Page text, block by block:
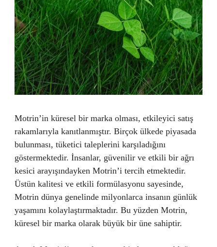
Motrin’in küresel bir marka olması, etkileyici satış
rakamlarıyla kanıtlanmıştır. Birçok ülkede piyasada
bulunması, tüketici taleplerini karşıladığını
göstermektedir. İnsanlar, güvenilir ve etkili bir ağrı
kesici arayışındayken Motrin’i tercih etmektedir.
Üstün kalitesi ve etkili formülasyonu sayesinde,
Motrin dünya genelinde milyonlarca insanın günlük
yaşamını kolaylaştırmaktadır. Bu yüzden Motrin,
küresel bir marka olarak büyük bir üne sahiptir.